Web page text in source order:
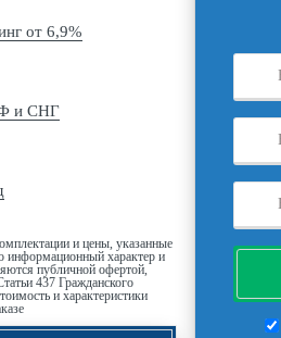
от 6,9%
и СНГ
и цены, указанные
информационный характер и
публичной офертой,
437 Гражданского
и характеристики